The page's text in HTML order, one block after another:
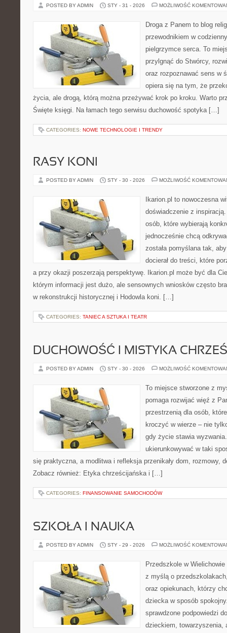
POSTED BY ADMIN STY - 31 - 2026 MOŻLIWOŚĆ
Droga z Panem to blog
przewodnikiem w
pielgrzymce serca. To
przylgnąć do Stwórcy,
oraz rozpoznawać sens w
opiera się na tym, że
życia, ale drogą, którą można przeżywać krok po kroku. Warto
Święte księgi. Na łamach tego serwisu duchowość spotyka […]
CATEGORIES: NOWE TECHNOLOGIE I TRENDY
RASY KONI
POSTED BY ADMIN STY - 30 - 2026 MOŻLIWOŚĆ
Ikarion.pl to nowoczesna
doświadczenie z
osób, które wybierają
jednocześnie chcą
została pomyślana tak,
docierał do treści, które
a przy okazji poszerzają perspektywę. Ikarion.pl może być dla
którym informacji jest dużo, ale sensownych wniosków często
w rekonstrukcji historycznej i Hodowla koni. […]
CATEGORIES: TANIEC A SZTUKA I TEATR
DUCHOWOŚĆ I MISTYKA
POSTED BY ADMIN STY - 30 - 2026 MOŻLIWOŚĆ
To miejsce stworzone z
pomaga rozwijać więź z
przestrzenią dla osób,
kroczyć w wierze – nie
gdy życie stawia
ukierunkowywać w taki
się praktyczna, a modlitwa i refleksja przenikały dom, rozmowy,
Zobacz również: Etyka chrześcijańska i […]
CATEGORIES: FINANSOWANIE SAMOCHODÓW
SZKOŁA I NAUKA
POSTED BY ADMIN STY - 29 - 2026 MOŻLIWOŚĆ
Przedszkole w
z myślą o
oraz opiekunach, którzy
dziecka w sposób
sprawdzone podpowiedzi
dzieckiem, towarzyszenia,